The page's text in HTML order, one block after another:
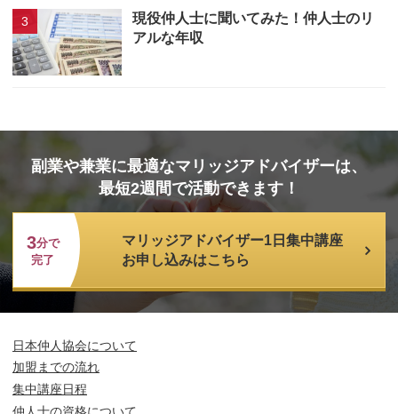
現役仲人士に聞いてみた！仲人士のリ
アルな年収
副業や兼業に最適なマリッジアドバイザーは、
最短2週間で活動できます！
3分で
完了
マリッジアドバイザー1日集中講座
お申し込みはこちら
日本仲人協会について
加盟までの流れ
集中講座日程
仲人士の資格について